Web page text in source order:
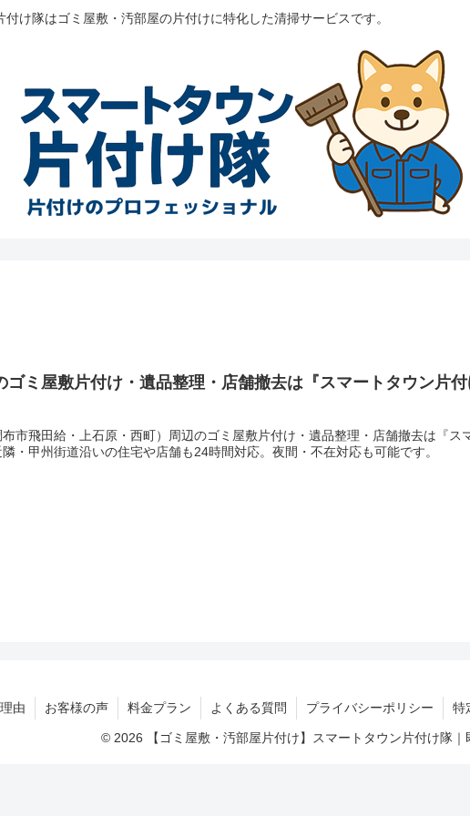
付け隊はゴミ屋敷・汚部屋の片付けに特化した清掃サービスです。
ゴミ屋敷片付け・遺品整理・店舗撤去は『スマートタウン片
市飛田給・上石原・西町）周辺のゴミ屋敷片付け・遺品整理・店舗撤去は『ス
・甲州街道沿いの住宅や店舗も24時間対応。夜間・不在対応も可能です。
由 お客様の声 料金プラン よくある質問 プライバシーポリシー 特
© 2026 【ゴミ屋敷・汚部屋片付け】スマートタウン片付け隊｜